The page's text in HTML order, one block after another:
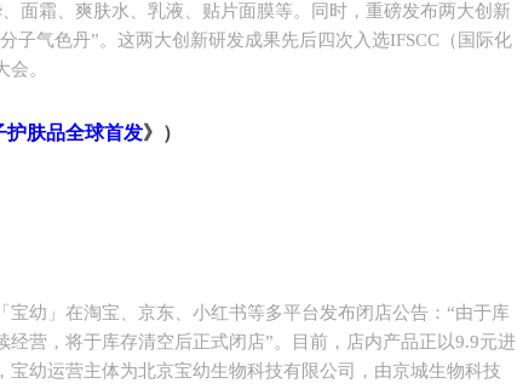
面霜、爽肤水、乳液、贴片面膜等。同时，重磅发布两大创新
子气色丹”。这两大创新研发成果先后四次入选IFSCC（国际化
。
护肤品全球首发》）
宝幼」在淘宝、京东、小红书等多平台发布闭店公告：“由于库
经营，将于库存清空后正式闭店”。目前，店内产品正以9.9元进
宝幼运营主体为北京宝幼生物科技有限公司，由京城生物科技